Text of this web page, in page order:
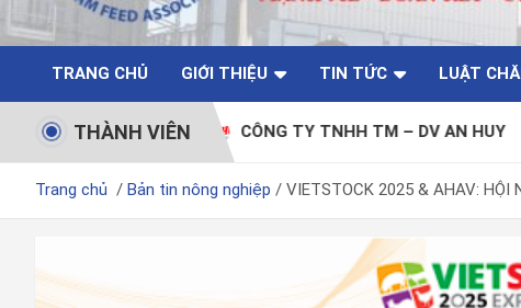
TRANG CHỦ GIỚI THIỆU TIN TỨC LUẬT
THÀNH VIÊN
CÔNG TY TNHH TM – DV AN HUY CÔNG
Trang chủ Bản tin nông nghiệp VIETSTOCK 2025 & AHAV: HỘI